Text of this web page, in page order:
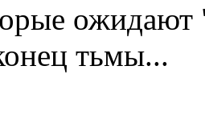
ожидают
тьмы...